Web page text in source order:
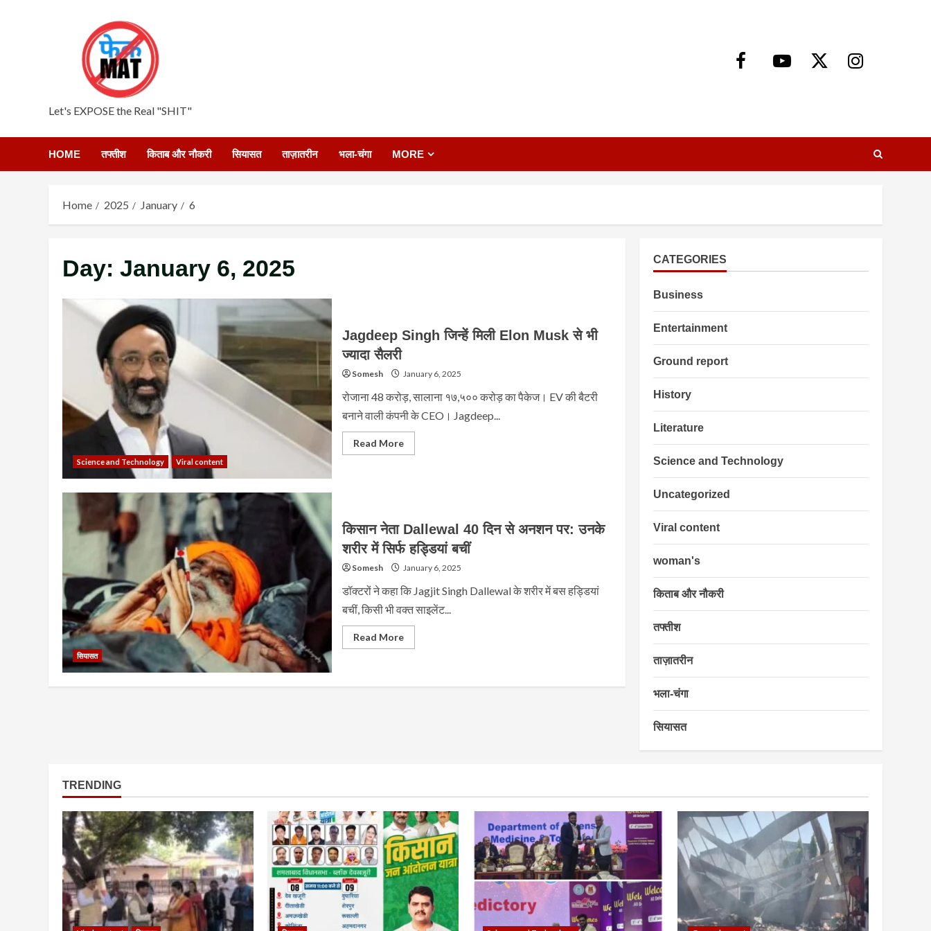
Let's EXPOSE the Real "SHIT"
FacebookYoutubeX Instagram
HOME तफ्तीश किताब और नौकरी सियासत ताज़ातरीन भला-चंगा MORE
Home 2025 January 6
Day: January 6, 2025
Science and Technology Viral content
Jagdeep Singh जिन्हें मिली Elon Musk से भी
ज्यादा सैलरी
Somesh January 6, 2025
रोजाना 48 करोड़, सालाना १७,५०० करोड़ का पैकेज। EV की बैटरी
बनाने वाली कंपनी के CEO। Jagdeep...
Read MoreRead
more
से
ज्यादा
सैलरी
सियासत
किसान नेता Dallewal 40 दिन से अनशन पर: उनके
शरीर में सिर्फ हड्डियां बचीं
Somesh January 6, 2025
डॉक्टरों ने कहा कि Jagjit Singh Dallewal के शरीर में बस हड्डियां
बचीं, किसी भी वक्त साइलेंट...
Read MoreRead
more
Dallewal
CATEGORIES
Business
Entertainment
Ground report
History
Literature
Science and Technology
Uncategorized
Viral content
woman's
किताब और नौकरी
तफ्तीश
ताज़ातरीन
भला-चंगा
सियासत
TRENDING